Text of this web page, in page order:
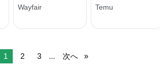
1 2 3 ... 次へ